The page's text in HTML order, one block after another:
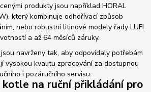
produkty jsou například HORAL
který kombinuje odhořívací způsob
nebo robustní litinové modely řady LUFI
a až 64 měsíců záruky.
navrženy tak, aby odpovídaly potřebám
vysokou kvalitu zpracování za dostupnou
i pozáručního servisu.
na ruční přikládání pro